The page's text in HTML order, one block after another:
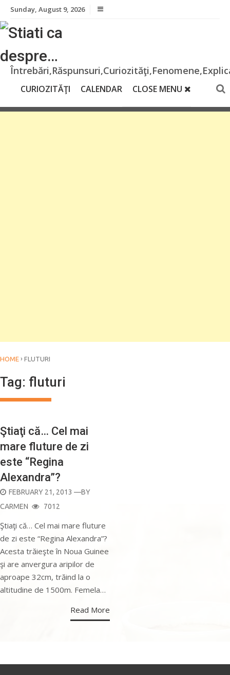
Skip
content
Sunday, August 9, 2026
CURIOZITĂŢI CALENDAR CLOSE MENU
HOME › FLUTURI
Tag: fluturi
Ştiaţi că… Cel mai
mare fluture de zi
este “Regina
Alexandra”?
POSTED
ON
FEBRUARY 21, 2013 —BY
CARMEN
7012
Ştiaţi că… Cel mai mare fluture
de zi este “Regina Alexandra”?
Acesta trăieşte în Noua Guinee
şi are anvergura aripilor de
aproape 32cm, trăind la o
altitudine de 1500m. Femela…
Read More